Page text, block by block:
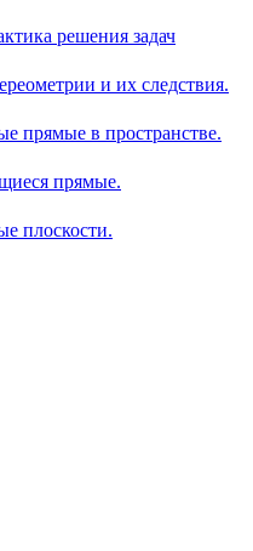
решения задач
и их следствия.
прямые в пространстве.
прямые.
плоскости.